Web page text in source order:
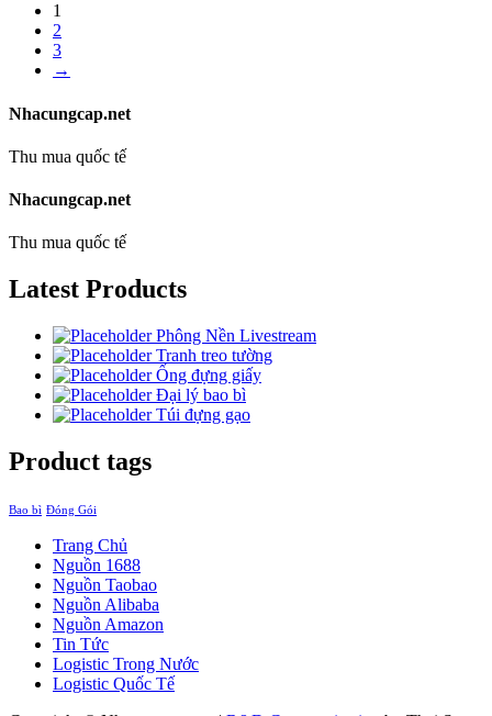
1
2
3
→
Nhacungcap.net
Thu mua quốc tế
Nhacungcap.net
Thu mua quốc tế
Latest Products
Phông Nền Livestream
Tranh treo tường
Ống đựng giấy
Đại lý bao bì
Túi đựng gạo
Product tags
Bao bì Đóng Gói
Trang Chủ
Nguồn 1688
Nguồn Taobao
Nguồn Alibaba
Nguồn Amazon
Tin Tức
Logistic Trong Nước
Logistic Quốc Tế